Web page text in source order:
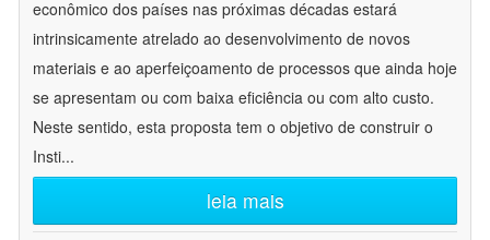
econômico dos países nas próximas décadas estará
intrinsicamente atrelado ao desenvolvimento de novos
materiais e ao aperfeiçoamento de processos que ainda hoje
se apresentam ou com baixa eficiência ou com alto custo.
Neste sentido, esta proposta tem o objetivo de construir o
Insti...
leia mais